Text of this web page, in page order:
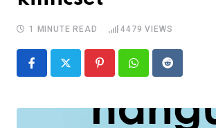
1 MINUTE READ 4479 VIEWS
PinterestWhatsappReddit